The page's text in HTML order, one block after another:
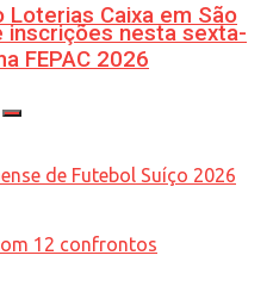
Caixa em São
inscrições nesta sexta-
FEPAC 2026